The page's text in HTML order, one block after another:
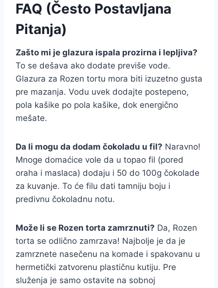
FAQ (Često Postavljana
Pitanja)
Zašto mi je glazura ispala prozirna i lepljiva?
To se dešava ako dodate previše vode.
Glazura za Rozen tortu mora biti izuzetno gusta
pre mazanja. Vodu uvek dodajte postepeno,
pola kašike po pola kašike, dok energično
mešate.
Da li mogu da dodam čokoladu u fil? Naravno!
Mnoge domaćice vole da u topao fil (pored
oraha i maslaca) dodaju i 50 do 100g čokolade
za kuvanje. To će filu dati tamniju boju i
predivnu čokoladnu notu.
Može li se Rozen torta zamrznuti? Da, Rozen
torta se odlično zamrzava! Najbolje je da je
zamrznete nasečenu na komade i spakovanu u
hermetički zatvorenu plastičnu kutiju. Pre
služenja je samo ostavite na sobnoj